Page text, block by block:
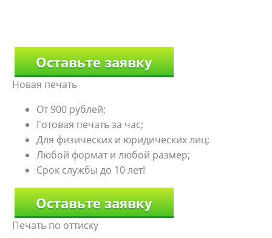
Оставьте заявку
Новая печать
От 900 рублей;
Готовая печать за час;
Для физических и юридических лиц;
Любой формат и любой размер;
Срок службы до 10 лет!
Оставьте заявку
Печать по оттиску